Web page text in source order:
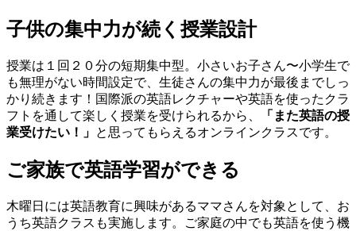
子供の集中力が続く授業設計
授業は１回２０分の短期集中型。小さいお子さん〜小学生で
も無理がない時間設定で、生徒さんの集中力が最後までしっ
かり続きます！国際派の英語レクチャーや英語を使ったクラ
フトを通して楽しく授業を受けられるから、
「また英語の授
業受けたい！」 と思ってもらえるオンラインクラスです。
ご家族で英語学習ができる
木曜日には英語教育に興味があるママさんを対象として、お
うち英語クラスも実施します。ご家庭の中でも英語を使う機